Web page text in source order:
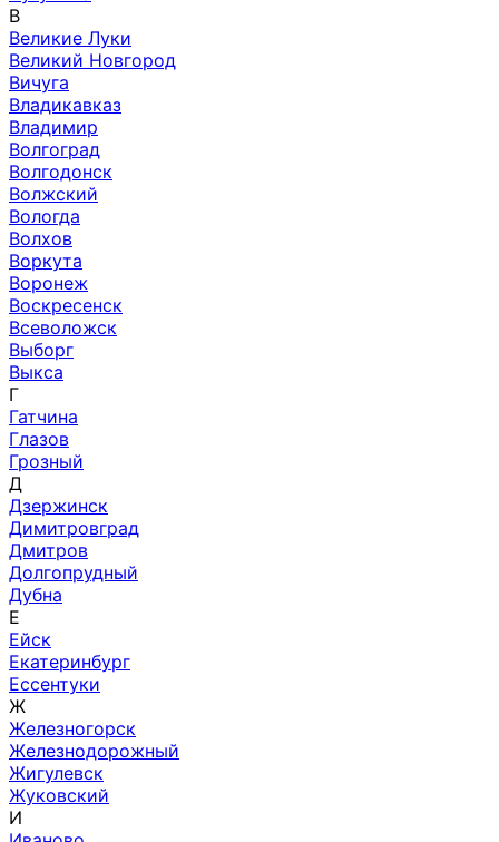
В
Великие Луки
Великий Новгород
Вичуга
Владикавказ
Владимир
Волгоград
Волгодонск
Волжский
Вологда
Волхов
Воркута
Воронеж
Воскресенск
Всеволожск
Выборг
Выкса
Г
Гатчина
Глазов
Грозный
Д
Дзержинск
Димитровград
Дмитров
Долгопрудный
Дубна
Е
Ейск
Екатеринбург
Ессентуки
Ж
Железногорск
Железнодорожный
Жигулевск
Жуковский
И